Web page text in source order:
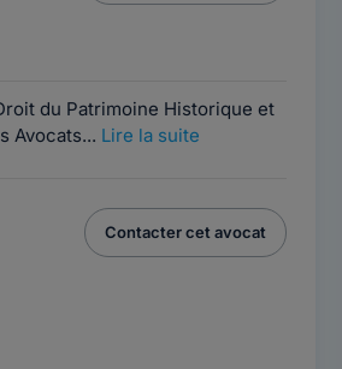
du Patrimoine Historique et
Avocats... Lire la suite
Contacter cet avocat